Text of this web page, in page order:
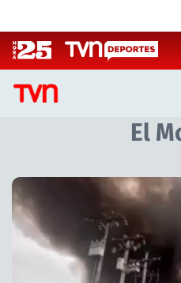
CASTING MASTERCHEF
CASTING TVN VERTICAL
TVN VERTICAL
TVN PLAY
El
Artículos relacionados con El